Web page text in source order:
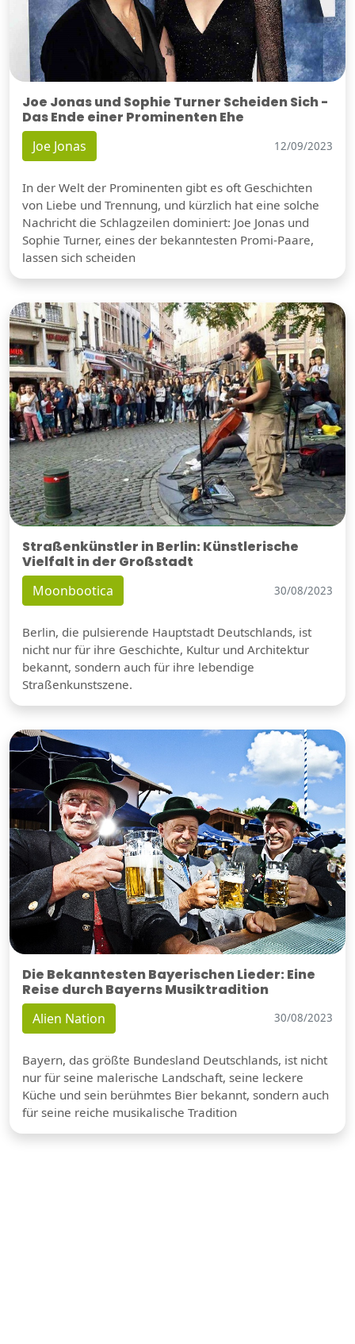
Joe Jonas und Sophie Turner Scheiden Sich -
Das Ende einer Prominenten Ehe
Joe Jonas 12/09/2023
In der Welt der Prominenten gibt es oft Geschichten
von Liebe und Trennung, und kürzlich hat eine solche
Nachricht die Schlagzeilen dominiert: Joe Jonas und
Sophie Turner, eines der bekanntesten Promi-Paare,
lassen sich scheiden
Straßenkünstler in Berlin: Künstlerische
Vielfalt in der Großstadt
Moonbootica 30/08/2023
Berlin, die pulsierende Hauptstadt Deutschlands, ist
nicht nur für ihre Geschichte, Kultur und Architektur
bekannt, sondern auch für ihre lebendige
Straßenkunstszene.
Die Bekanntesten Bayerischen Lieder: Eine
Reise durch Bayerns Musiktradition
Alien Nation 30/08/2023
Bayern, das größte Bundesland Deutschlands, ist nicht
nur für seine malerische Landschaft, seine leckere
Küche und sein berühmtes Bier bekannt, sondern auch
für seine reiche musikalische Tradition